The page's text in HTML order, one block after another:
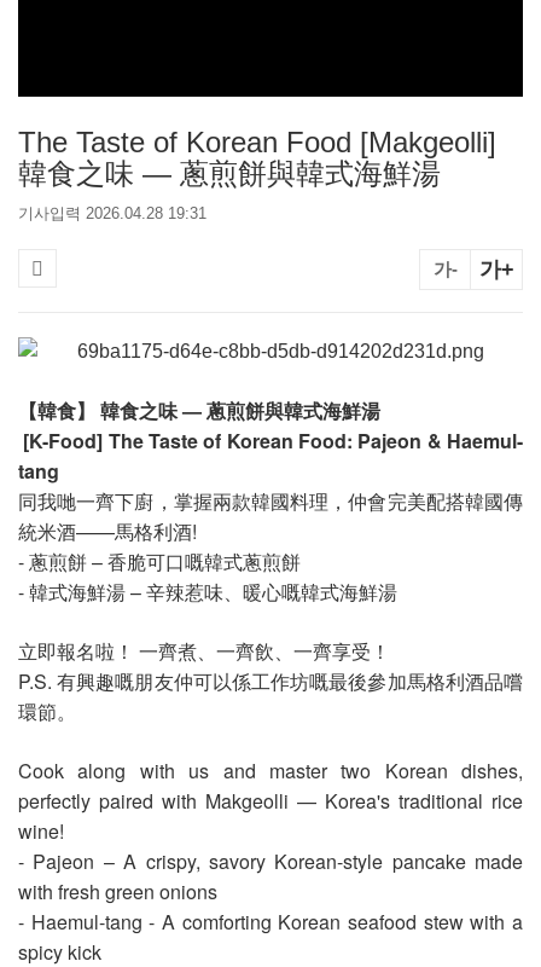
The Taste of Korean Food [Makgeolli]
韓食之味 — 蔥煎餅與韓式海鮮湯
기사입력 2026.04.28 19:31
가- 가+
【韓食】 韓食之味 — 蔥煎餅與韓式海鮮湯
[K-Food] The Taste of Korean Food: Pajeon & Haemul-
tang
同我哋一齊下廚，掌握兩款韓國料理，仲會完美配搭韓國傳
統米酒——馬格利酒!
- 蔥煎餅 – 香脆可口嘅韓式蔥煎餅
- 韓式海鮮湯 – 辛辣惹味、暖心嘅韓式海鮮湯
立即報名啦！ 一齊煮、一齊飲、一齊享受！
P.S. 有興趣嘅朋友仲可以係工作坊嘅最後參加馬格利酒品嚐
環節。
Cook along with us and master two Korean dishes,
perfectly paired with Makgeolli — Korea's traditional rice
wine!
- Pajeon – A crispy, savory Korean-style pancake made
with fresh green onions
- Haemul-tang - A comforting Korean seafood stew with a
spicy kick